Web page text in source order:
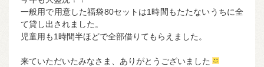
一般用で用意した福袋80セットは1時間もたたないうちに全
て貸し出されました。
児童用も1時間半ほどで全部借りてもらえました。
来ていただいたみなさま、ありがとうございました